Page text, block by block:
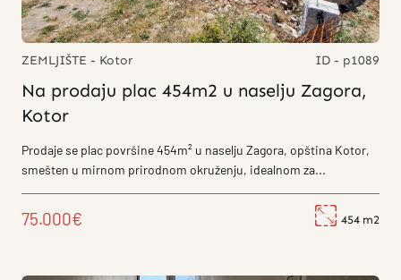
ZEMLJIŠTE - Kotor ID - p1089
Na prodaju plac 454m2 u naselju Zagora,
Kotor
Prodaje se plac površine 454m² u naselju Zagora, opština Kotor,
smešten u mirnom prirodnom okruženju, idealnom za...
75.000€ 454